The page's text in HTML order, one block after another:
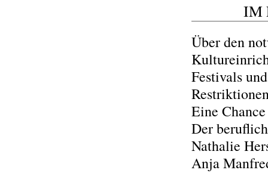
IM
Über den
Festivals
Eine
Der
Nathalie
Anja